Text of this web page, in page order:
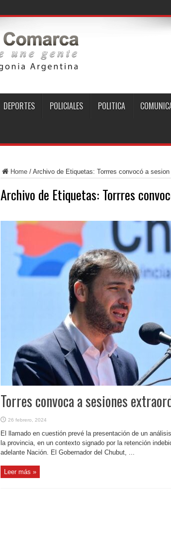
DEPORTES POLICIALES POLITICA
Home/ Archivo de Etiquetas: Torrres convocó a sesion
Archivo de Etiquetas: Torrres
Torres convoca a sesiones
26 febrero, 2024
El llamado en cuestión prevé la presentación de un
la provincia, en un contexto signado por la retención
adelante Nación. El Gobernador del Chubut, ...
Leer más »